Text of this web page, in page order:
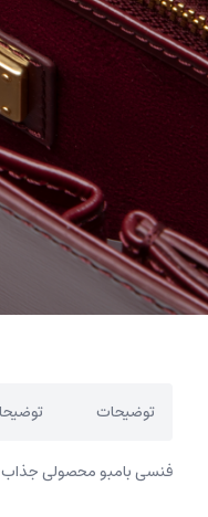
توضیحات
فنسی بامبو محصولی جذاب